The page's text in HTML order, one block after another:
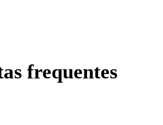
frequentes